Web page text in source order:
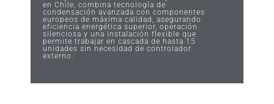
en Chile, combina tecnología de
condensación avanzada con componentes
europeos de máxima calidad, asegurando
eficiencia energética superior, operación
silenciosa y una instalación flexible que
permite trabajar en cascada de hasta 15
unidades sin necesidad de controlador
externo.